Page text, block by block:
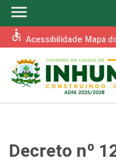
menu
accessible Acessibilidade Mapa
Decreto nº